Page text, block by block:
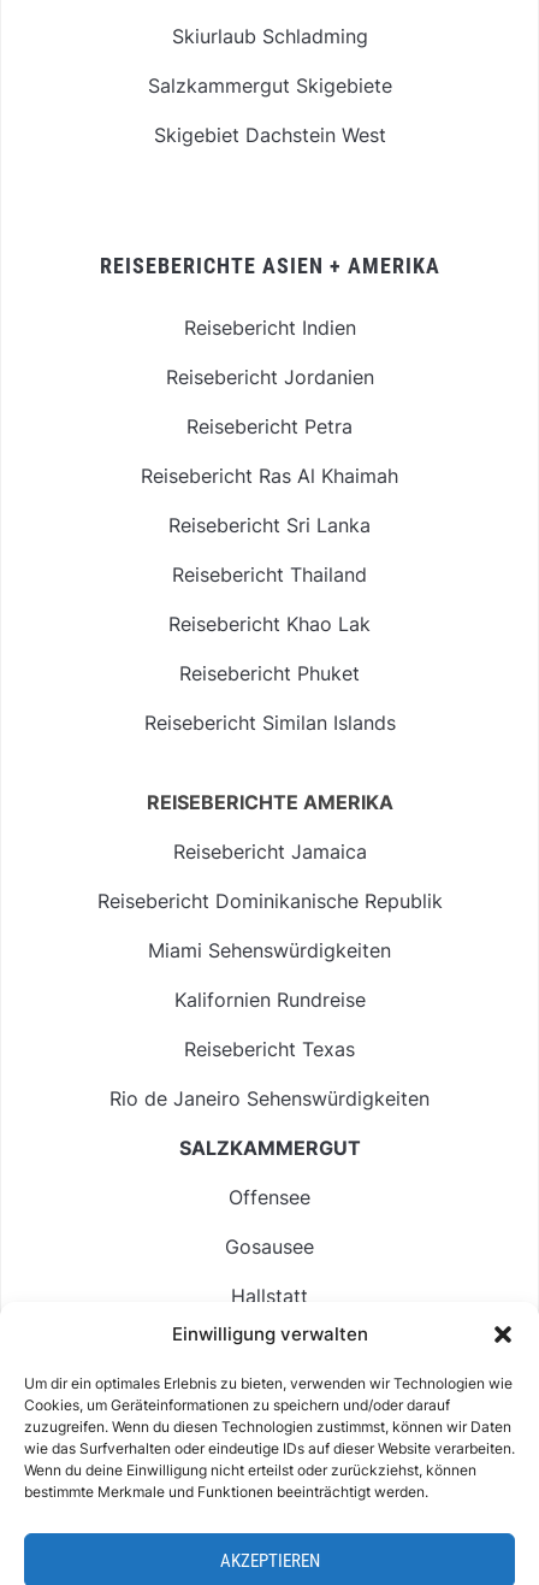
Einwilligung verwalten
Um dir ein optimales Erlebnis zu bieten, verwenden wir Technologien wie
Cookies, um Geräteinformationen zu speichern und/oder darauf
zuzugreifen. Wenn du diesen Technologien zustimmst, können wir Daten
wie das Surfverhalten oder eindeutige IDs auf dieser Website verarbeiten.
Wenn du deine Einwilligung nicht erteilst oder zurückziehst, können
bestimmte Merkmale und Funktionen beeinträchtigt werden.
AKZEPTIEREN
Skiurlaub Schladming
Salzkammergut Skigebiete
Skigebiet Dachstein West
REISEBERICHTE ASIEN + AMERIKA
Reisebericht Indien
Reisebericht Jordanien
Reisebericht Petra
Reisebericht Ras Al Khaimah
Reisebericht Sri Lanka
Reisebericht Thailand
Reisebericht Khao Lak
Reisebericht Phuket
Reisebericht Similan Islands
REISEBERICHTE AMERIKA
Reisebericht Jamaica
Reisebericht Dominikanische Republik
Miami Sehenswürdigkeiten
Kalifornien Rundreise
Reisebericht Texas
Rio de Janeiro Sehenswürdigkeiten
SALZKAMMERGUT
Offensee
Gosausee
Hallstatt
Langbathsee
Altausseer See
Hintersee
IMPRESSUM & KONTAKT